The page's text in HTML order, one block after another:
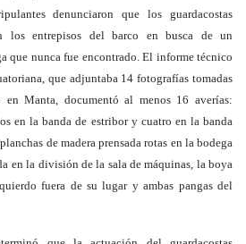
denunciaron que los guardacostas
los entrepisos del barco en busca de un
que nunca fue encontrado. El informe técnico
que adjuntaba 14 fotografías tomadas
Manta, documentó al menos 16 averías:
en la banda de estribor y cuatro en la banda
de madera prensada rotas en la bodega
en la división de la sala de máquinas, la boya
fuera de su lugar y ambas pangas del